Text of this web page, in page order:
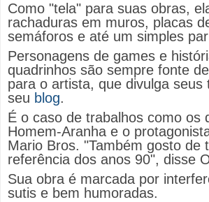
Como "tela" para suas obras,
rachaduras em muros, placas
semáforos e até um simples
Personagens de games e
quadrinhos são sempre fonte
para o artista, que divulga seus
seu blog.
É o caso de trabalhos como os
Homem-Aranha e o
Mario Bros. "Também gosto de
referência dos anos 90", disse
Sua obra é marcada por
sutis e bem humoradas.